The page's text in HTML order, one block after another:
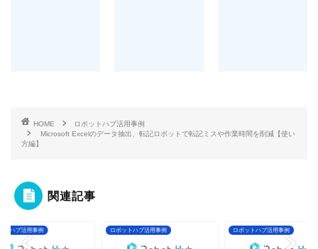
HOME
ロボットハブ活用事例
Microsoft Excelのデータ抽出、転記ロボットで転記ミスや作業時間を削減【使い
方編】
関連記事
トハブ活用事例 ロボットハブ活用事例 ロボットハブ活用事例